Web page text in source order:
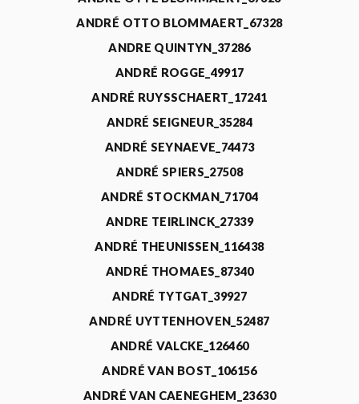
ANDRÉ OTTO BLOMMAERT_67328
ANDRE QUINTYN_37286
ANDRÉ ROGGE_49917
ANDRÉ RUYSSCHAERT_17241
ANDRÉ SEIGNEUR_35284
ANDRÉ SEYNAEVE_74473
ANDRÉ SPIERS_27508
ANDRÉ STOCKMAN_71704
ANDRE TEIRLINCK_27339
ANDRÉ THEUNISSEN_116438
ANDRÉ THOMAES_87340
ANDRÉ TYTGAT_39927
ANDRÉ UYTTENHOVEN_52487
ANDRÉ VALCKE_126460
ANDRÉ VAN BOST_106156
ANDRÉ VAN CAENEGHEM_23630